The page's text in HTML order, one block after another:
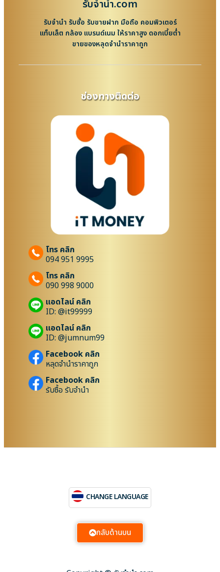
รับจํานํา.com
รับจำนำ รับซื้อ รับขายฝาก มือถือ คอมพิวเตอร์
แท็บเล็ต กล้อง แบรนด์เนม ให้ราคาสูง ดอกเบี้ยต่ำ
ขายของหลุดจำนำราคาถูก
ช่องทางติดต่อ
โทร คลิก
094 951 9995
โทร คลิก
090 998 9000
แอดไลน์ คลิก
ID: @it99999
แอดไลน์ คลิก
ID: @jumnum99
Facebook คลิก
หลุดจำนำราคาถูก
Facebook คลิก
รับซื้อ รับจำนำ
CHANGE LANGUAGE
กลับด้านบน